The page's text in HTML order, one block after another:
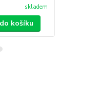
skladem
košíku